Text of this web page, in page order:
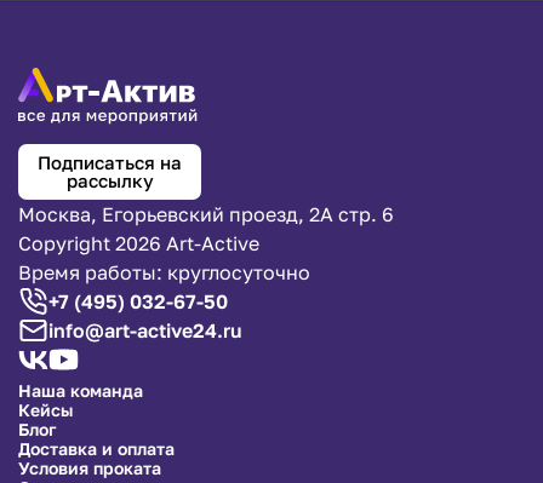
Подписаться на
рассылку
Москва, Егорьевский проезд, 2А стр. 6
Copyright 2026 Art-Active
Время работы: круглосуточно
+7 (495) 032-67-50
info@art-active24.ru
Наша команда
Кейсы
Блог
Доставка и оплата
Условия проката